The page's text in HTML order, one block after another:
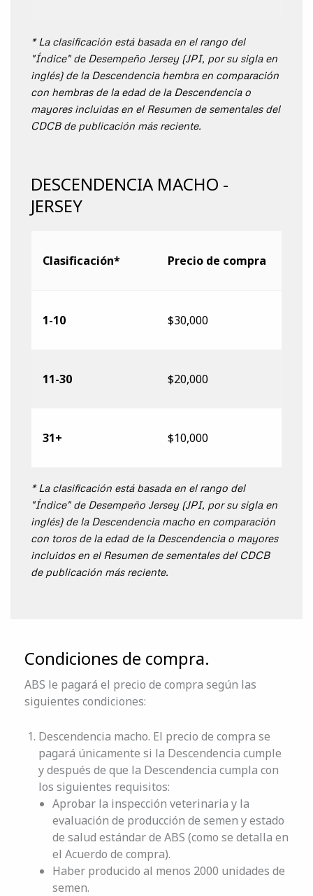
* La clasificación está basada en el rango del
"Índice" de Desempeño Jersey (JPI, por su sigla en
inglés) de la Descendencia hembra en comparación
con hembras de la edad de la Descendencia o
mayores incluidas en el Resumen de sementales del
CDCB de publicación más reciente.
DESCENDENCIA MACHO -
JERSEY
Clasificación* Precio de compra
1-10 $30,000
11-30 $20,000
31+ $10,000
* La clasificación está basada en el rango del
"Índice" de Desempeño Jersey (JPI, por su sigla en
inglés) de la Descendencia macho en comparación
con toros de la edad de la Descendencia o mayores
incluidos en el Resumen de sementales del CDCB
de publicación más reciente.
Condiciones de compra.
ABS le pagará el precio de compra según las
siguientes condiciones:
Descendencia macho. El precio de compra se
pagará únicamente si la Descendencia cumple
y después de que la Descendencia cumpla con
los siguientes requisitos:
Aprobar la inspección veterinaria y la
evaluación de producción de semen y estado
de salud estándar de ABS (como se detalla en
el Acuerdo de compra).
Haber producido al menos 2000 unidades de
semen.